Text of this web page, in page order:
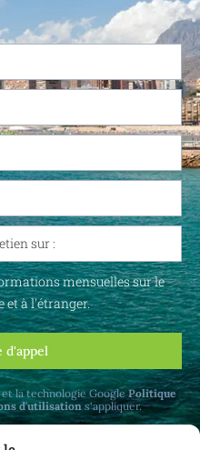
mensuelles sur le
et à l'étranger.
d'appel
la technologie GooglePolitique
d'utilisations'appliquer.